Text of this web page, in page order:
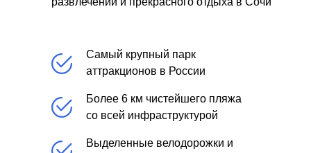
Самый крупный парк
аттракционов в России
Более 6 км чистейшего пляжа
со всей инфраструктурой
Выделенные велодорожки и